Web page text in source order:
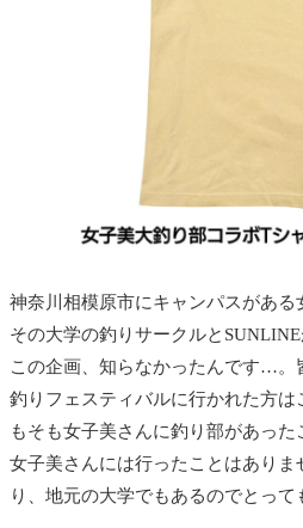
神奈川相模原市にキャンパスがある
その大学の釣りサークルと
この企画、知らなかったんです…。
釣りフェスティバルに行かれた方
もそも女子美さんに釣り部があった
女子美さんには行ったことはありま
り、地元の大学でもあるのでとっ